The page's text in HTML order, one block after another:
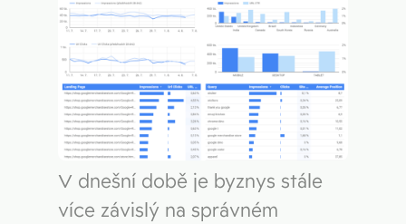
V dnešní době je byznys stále
více závislý na správném